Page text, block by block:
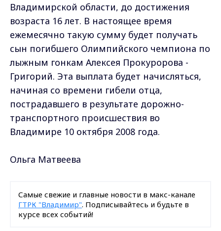
Владимирской области, до достижения
возраста 16 лет. В настоящее время
ежемесячно такую сумму будет получать
сын погибшего Олимпийского чемпиона по
лыжным гонкам Алексея Прокуророва -
Григорий. Эта выплата будет начисляться,
начиная со времени гибели отца,
пострадавшего в результате дорожно-
транспортного происшествия во
Владимире 10 октября 2008 года.
Ольга Матвеева
Самые свежие и главные новости в макс-канале
ГТРК "Владимир". Подписывайтесь и будьте в
курсе всех событий!